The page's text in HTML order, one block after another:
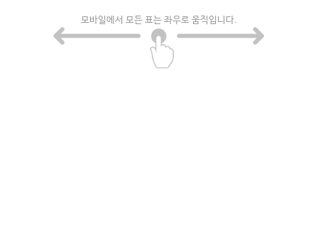
모바일에서 모든 표는 좌우로 움직입니다.